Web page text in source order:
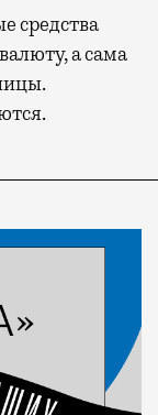
залы
средства
а сама